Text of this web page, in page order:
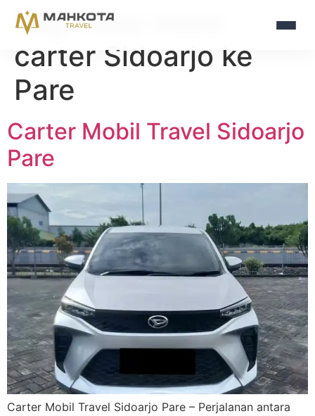
Tag:Jasa travel
carter Sidoarjo ke
Pare
Carter Mobil Travel Sidoarjo
Pare
Carter Mobil Travel Sidoarjo Pare – Perjalanan antara